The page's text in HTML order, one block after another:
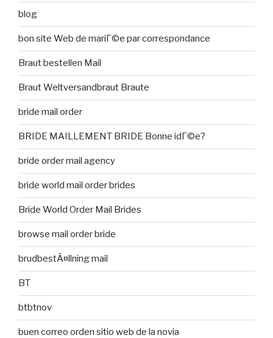
blog
bon site Web de mariГ©e par correspondance
Braut bestellen Mail
Braut Weltversandbraut Braute
bride mail order
BRIDE MAILLEMENT BRIDE Bonne idГ©e?
bride order mail agency
bride world mail order brides
Bride World Order Mail Brides
browse mail order bride
brudbestÃ¤llning mail
BT
btbtnov
buen correo orden sitio web de la novia